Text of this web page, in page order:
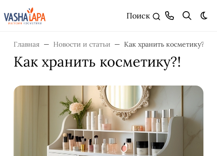
Поиск
Главная Новости и статьи Как хранить косметику?!
Как хранить косметику?!